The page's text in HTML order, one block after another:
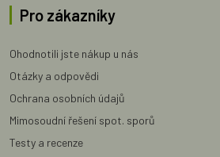
Pro zákazníky
Ohodnotili jste nákup u nás
Otázky a odpovědi
Ochrana osobních údajů
Mimosoudní řešení spot. sporů
Testy a recenze